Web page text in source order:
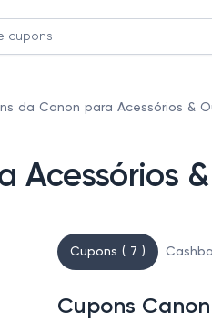
da Canon para Acessórios &
Acessórios
Cupons ( 7 )
Cupons